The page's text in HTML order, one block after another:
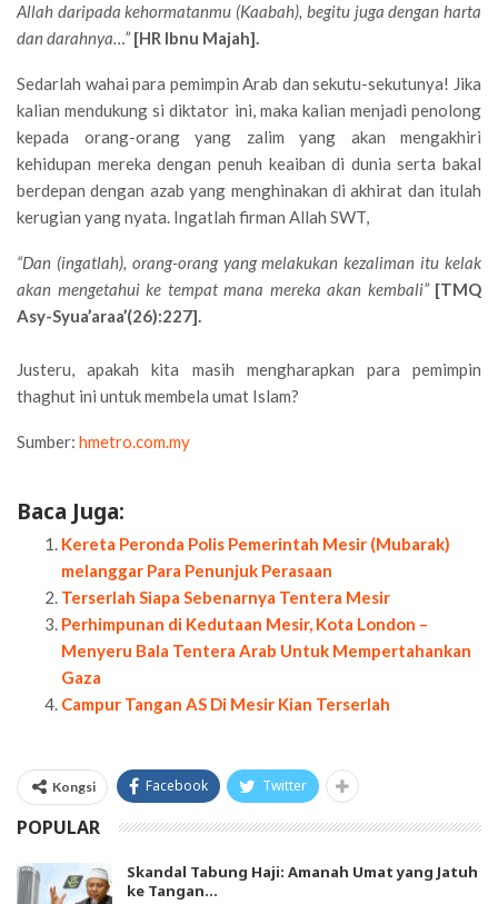
Allah daripada kehormatanmu (Kaabah), begitu juga dengan harta
dan darahnya…” [HR Ibnu Majah].
Sedarlah wahai para pemimpin Arab dan sekutu-sekutunya! Jika
kalian mendukung si diktator ini, maka kalian menjadi penolong
kepada orang-orang yang zalim yang akan mengakhiri
kehidupan mereka dengan penuh keaiban di dunia serta bakal
berdepan dengan azab yang menghinakan di akhirat dan itulah
kerugian yang nyata. Ingatlah firman Allah SWT,
“Dan (ingatlah), orang-orang yang melakukan kezaliman itu kelak
akan mengetahui ke tempat mana mereka akan kembali”[TMQ
Asy-Syua’araa’(26):227].
Justeru, apakah kita masih mengharapkan para pemimpin
thaghut ini untuk membela umat Islam?
Sumber: hmetro.com.my
Baca Juga:
Kereta Peronda Polis Pemerintah Mesir (Mubarak)
melanggar Para Penunjuk Perasaan
Terserlah Siapa Sebenarnya Tentera Mesir
Perhimpunan di Kedutaan Mesir, Kota London –
Menyeru Bala Tentera Arab Untuk Mempertahankan
Gaza
Campur Tangan AS Di Mesir Kian Terserlah
Kongsi Facebook Twitter
POPULAR
Skandal Tabung Haji: Amanah Umat yang Jatuh
ke Tangan…